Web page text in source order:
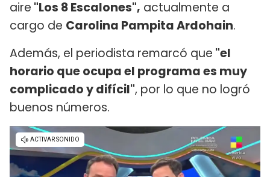
aire "Los 8 Escalones", actualmente a
cargo de Carolina Pampita Ardohain.
Además, el periodista remarcó que "el
horario que ocupa el programa es muy
complicado y difícil", por lo que no logró
buenos números.